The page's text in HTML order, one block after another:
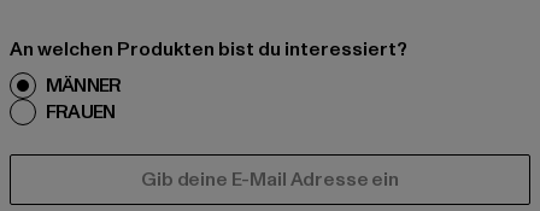
An welchen Produkten bist du interessiert?
MÄNNER
FRAUEN